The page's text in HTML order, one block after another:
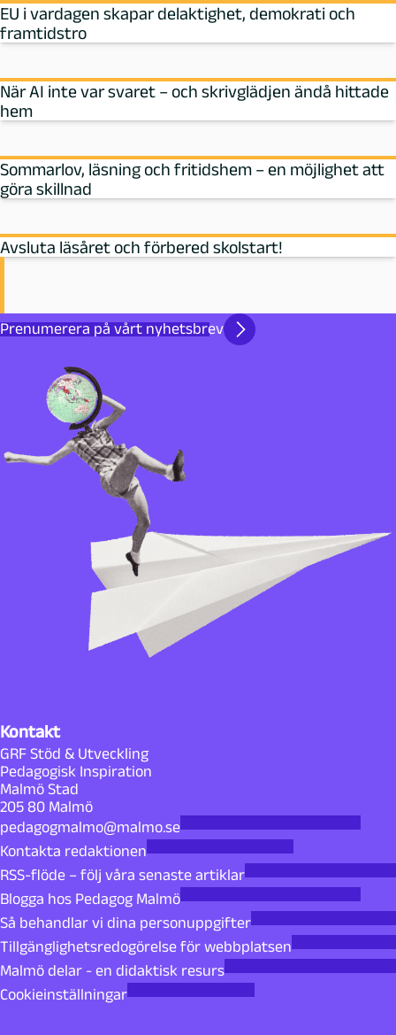
EU i vardagen skapar delaktighet, demokrati och
framtidstro
När AI inte var svaret – och skrivglädjen ändå hittade
hem
Sommarlov, läsning och fritidshem – en möjlighet att
göra skillnad
Avsluta läsåret och förbered skolstart!
Prenumerera på vårt nyhetsbrev
Kontakt
GRF Stöd & Utveckling
Pedagogisk Inspiration
Malmö Stad
205 80 Malmö
pedagogmalmo@malmo.se
Kontakta redaktionen
RSS-flöde – följ våra senaste artiklar
Blogga hos Pedagog Malmö
Så behandlar vi dina personuppgifter
Tillgänglighetsredogörelse för webbplatsen
Malmö delar - en didaktisk resurs
Cookieinställningar